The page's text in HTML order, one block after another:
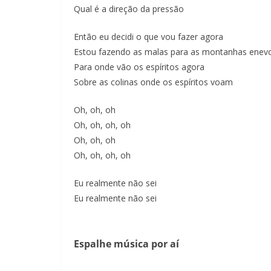
Qual é a direção da pressão
Então eu decidi o que vou fazer agora
Estou fazendo as malas para as montanhas
Para onde vão os espíritos agora
Sobre as colinas onde os espíritos voam
Oh, oh, oh
Oh, oh, oh, oh
Oh, oh, oh
Oh, oh, oh, oh
Eu realmente não sei
Eu realmente não sei
Espalhe música por aí